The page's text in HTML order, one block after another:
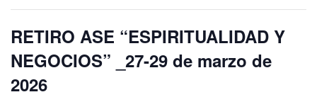
RETIRO ASE “ESPIRITUALIDAD Y
NEGOCIOS” _27-29 de marzo de
2026